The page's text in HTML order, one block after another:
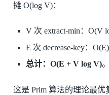
摊 O(log V)：
V 次 extract-min：O(V
E 次 decrease-key：O(E)
总计：O(E + V log V)。
这是 Prim 算法的理论最优